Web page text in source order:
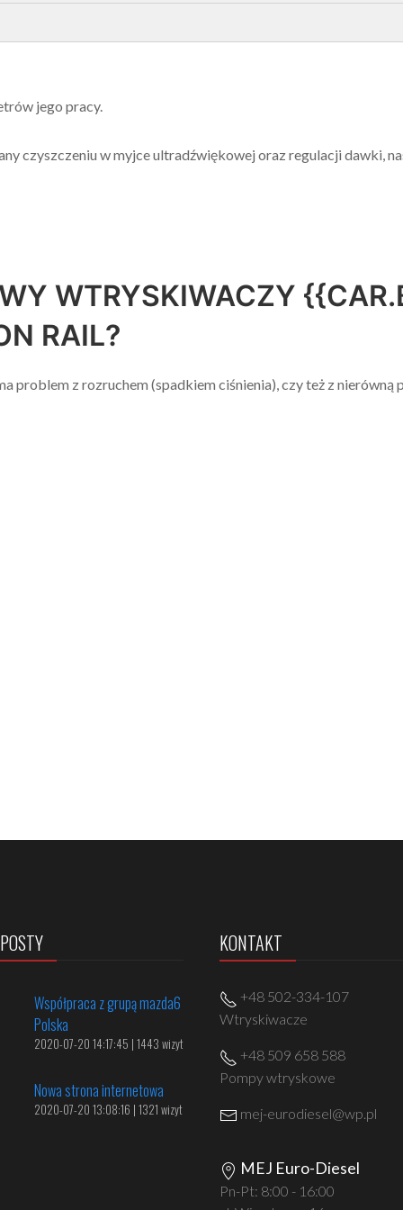
jego pracy.
czyszczeniu w myjce ultradźwiękowej oraz regulacji dawki,
WTRYSKIWACZY
RAIL?
problem z rozruchem (spadkiem ciśnienia), czy też z
Współpraca z grupą mazda6
Polska
2020-07-20 14:17:45 | 1443 wizyt
Nowa strona internetowa
2020-07-20 13:08:16 | 1321 wizyt
KONTAKT
+48 502-334-107
Wtryskiwacze
+48 509 658 588
Pompy wtryskowe
mej-eurodiesel@wp.pl
MEJ Euro-Diesel
Pn-Pt: 8:00 - 16:00